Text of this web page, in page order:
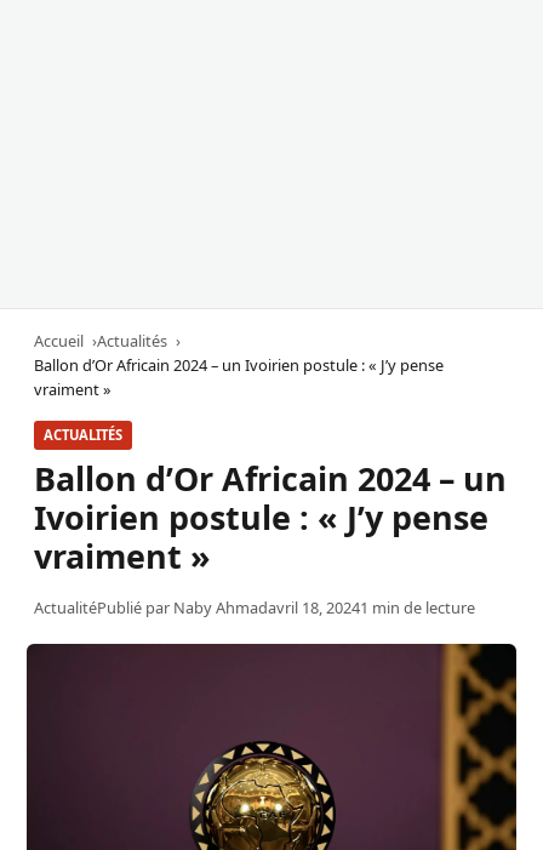
Accueil
Actualités
Ballon d’Or Africain 2024 – un Ivoirien postule : « J’y pense
vraiment »
ACTUALITÉS
Ballon d’Or Africain 2024 – un
Ivoirien postule : « J’y pense
vraiment »
ActualitéPublié par Naby Ahmadavril 18, 20241 min de lecture